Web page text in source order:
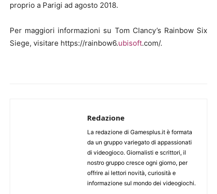
proprio a Parigi ad agosto 2018.
Per maggiori informazioni su Tom Clancy’s Rainbow Six
Siege, visitare https://rainbow6.ubisoft.com/.
Redazione
La redazione di Gamesplus.it è formata
da un gruppo variegato di appassionati
di videogioco. Giornalisti e scrittori, il
nostro gruppo cresce ogni giorno, per
offrire ai lettori novità, curiosità e
informazione sul mondo dei videogiochi.